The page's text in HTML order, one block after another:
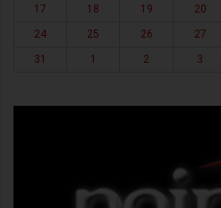
17
18 19 20
24
25 26 27
31
1 2 3